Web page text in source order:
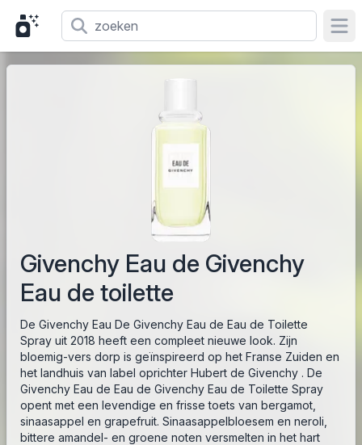
Givenchy Eau de Givenchy
Eau de toilette
De Givenchy Eau De Givenchy Eau de Eau de Toilette
Spray uit 2018 heeft een compleet nieuwe look. Zijn
bloemig-vers dorp is geïnspireerd op het Franse Zuiden en
het landhuis van label oprichter Hubert de Givenchy . De
Givenchy Eau de Eau de Givenchy Eau de Toilette Spray
opent met een levendige en frisse toets van bergamot,
sinaasappel en grapefruit. Sinaasappelbloesem en neroli,
bittere amandel- en groene noten versmelten in het hart